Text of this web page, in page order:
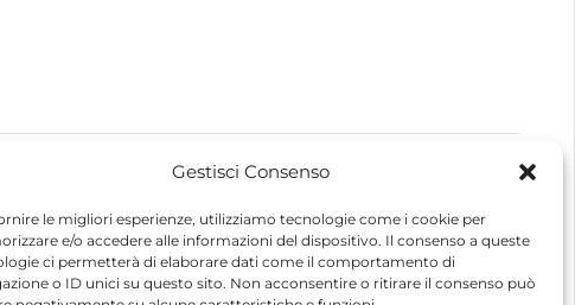
Gestisci Consenso
le migliori esperienze, utilizziamo tecnologie come i cookie per
e/o accedere alle informazioni del dispositivo. Il consenso a queste
ci permetterà di elaborare dati come il comportamento di
o ID unici su questo sito. Non acconsentire o ritirare il consenso può